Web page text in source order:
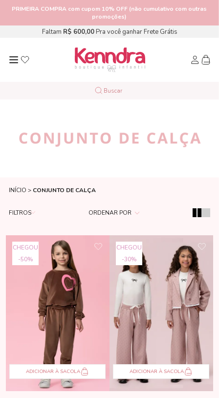
PRIMEIRA COMPRA com cupom 10% OFF (não cumulativo com outras
promoções)
Faltam R$ 600,00Pra você ganhar Frete Grátis
CONJUNTO DE CALÇA
INÍCIO CONJUNTO DE CALÇA
FILTROS ORDENAR POR
50%
CHEGOU
ADICIONAR À SACOLA
30%
CHEGOU
ADICIONAR À SACOLA